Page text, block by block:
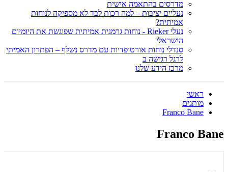
מדרסים בהתאמה אישית
נעליים יציבות – למה רכות לבד לא מספיקה לנוחות
אמיתית?
נעלי Rieker - נוחות גרמנית אמיתית שפוגשת את היומיום
הישראלי
סנדלי נוחות אורטופדיות עם מדרס נשלף – הפתרון האמיתי
לרגל רגישה ב
מרכז הידע שלנו
ראשי
מותגים
Franco Bane
Franco Bane